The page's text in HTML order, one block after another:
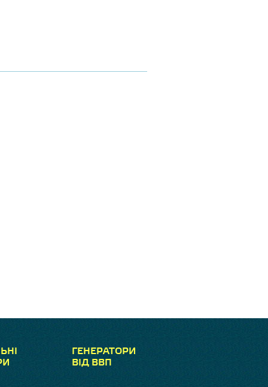
ГЕНЕРАТОРИ
ВІД ВВП